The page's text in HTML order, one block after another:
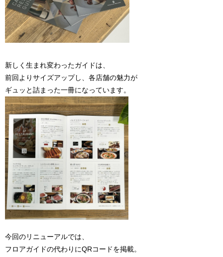
新しく生まれ変わったガイドは、
前回よりサイズアップし、各店舗の魅力が
ギュッと詰まった一冊になっています。
今回のリニューアルでは、
フロアガイドの代わりにQRコードを掲載。